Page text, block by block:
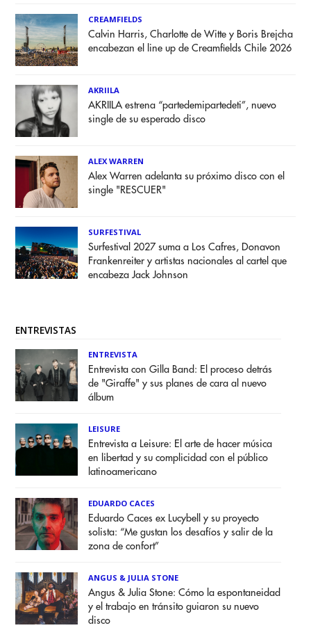
CREAMFIELDS
Calvin Harris, Charlotte de Witte y Boris Brejcha
encabezan el line up de Creamfields Chile 2026
AKRIILA
AKRIILA estrena “partedemipartedeti”, nuevo
single de su esperado disco
ALEX WARREN
Alex Warren adelanta su próximo disco con el
single "RESCUER"
SURFESTIVAL
Surfestival 2027 suma a Los Cafres, Donavon
Frankenreiter y artistas nacionales al cartel que
encabeza Jack Johnson
ENTREVISTAS
ENTREVISTA
Entrevista con Gilla Band: El proceso detrás
de "Giraffe" y sus planes de cara al nuevo
álbum
LEISURE
Entrevista a Leisure: El arte de hacer música
en libertad y su complicidad con el público
latinoamericano
EDUARDO CACES
Eduardo Caces ex Lucybell y su proyecto
solista: “Me gustan los desafíos y salir de la
zona de confort”
ANGUS & JULIA STONE
Angus & Julia Stone: Cómo la espontaneidad
y el trabajo en tránsito guiaron su nuevo
disco